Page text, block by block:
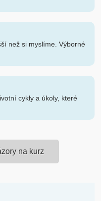
než si myslíme. Výborné
cykly a úkoly, které
na kurz